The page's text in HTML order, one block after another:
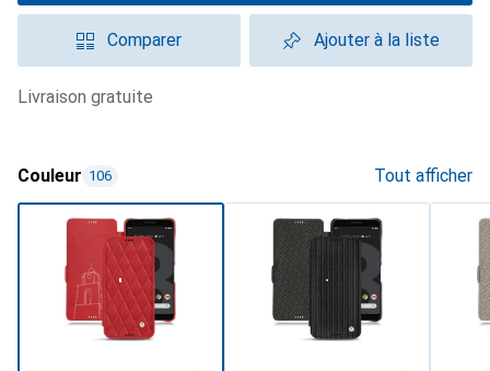
Comparer Ajouter à la liste
livraison gratuite
Couleur 106 Tout afficher